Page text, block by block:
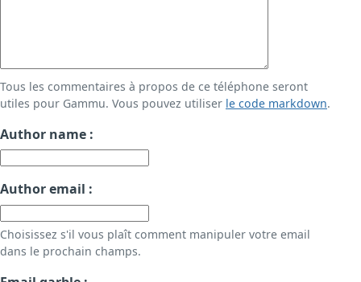
Tous les commentaires à propos de ce téléphone seront
utiles pour Gammu. Vous pouvez utiliser le code markdown.
Author name :
Author email :
Choisissez s'il vous plaît comment manipuler votre email
dans le prochain champs.